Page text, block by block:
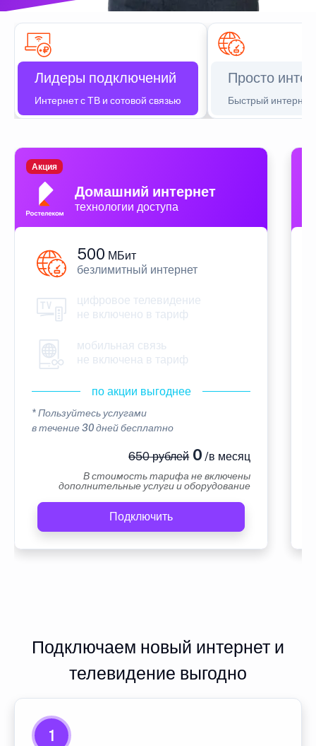
Лидеры подключений
Интернет с ТВ и сотовой связью
Просто
Быстрый интернет
Домашний интернет
технологии доступа
Акция
500 МБит
безлимитный интернет
цифровое телевидение
не включено в тариф
мобильная связь
не включена в тариф
по акции выгоднее
* Пользуйтесь услугами
в течение 30 дней бесплатно
650 рублей0 /в месяц
В стоимость тарифа не включены
дополнительные услуги и оборудование
Подключить
Подключаем новый интернет и
телевидение выгодно
1